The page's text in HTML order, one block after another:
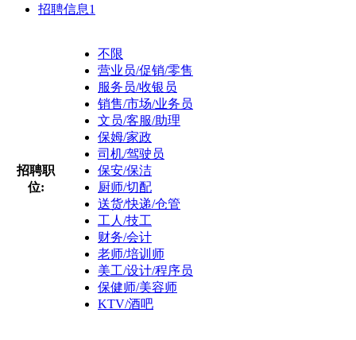
招聘信息1
招聘职
位:
不限
营业员/促销/零售
服务员/收银员
销售/市场/业务员
文员/客服/助理
保姆/家政
司机/驾驶员
保安/保洁
厨师/切配
送货/快递/仓管
工人/技工
财务/会计
老师/培训师
美工/设计/程序员
保健师/美容师
KTV/酒吧